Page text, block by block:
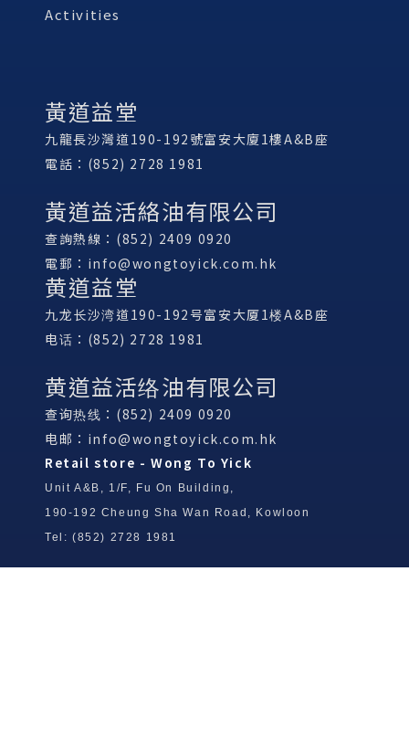
Activities
黃道益堂
九龍長沙灣道190-192號富安大廈1樓A&B座
電話：(852) 2728 1981
黃道益活絡油有限公司
查詢熱線：(852) 2409 0920
電郵： info@wongtoyick.com.hk
黄道益堂
九龙长沙湾道190-192号富安大厦1楼A&B座
电话：(852) 2728 1981
黄道益活络油有限公司
查询热线：(852) 2409 0920
电邮： info@wongtoyick.com.hk
Retail store - Wong To Yick
Unit A&B, 1/F, Fu On Building,
190-192 Cheung Sha Wan Road, Kowloon
Tel: (852) 2728 1981